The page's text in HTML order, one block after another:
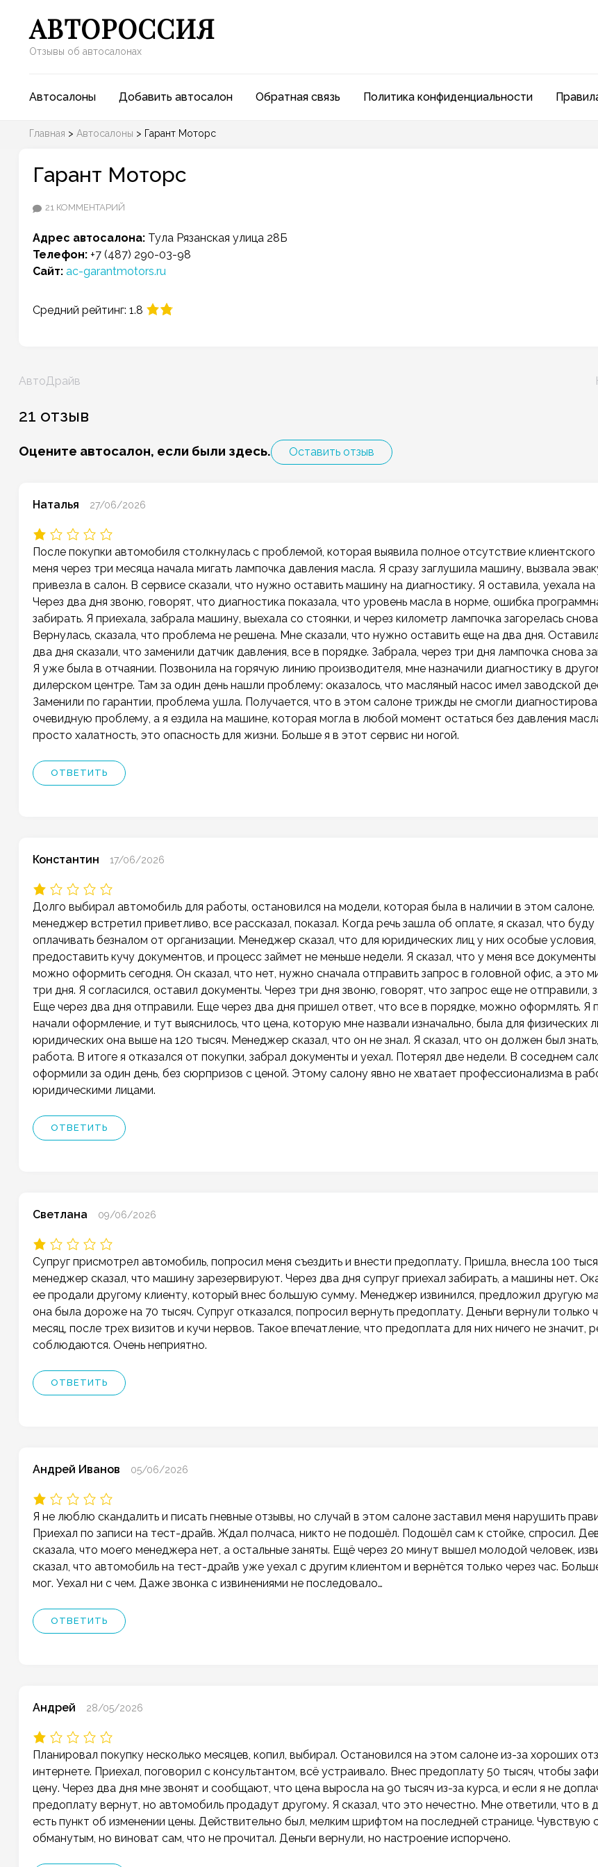
АВТОРОССИЯ
Отзывы об автосалонах
Автосалоны Добавить автосалон Обратная связь Политика конфиденциальности
Главная > Автосалоны > Гарант Моторс
Гарант Моторс
21 КОММЕНТАРИЙ
ГАРАНТ
МОТОРС
Адрес автосалона: Тула Рязанская улица 28Б
Телефон: +7 (487) 290-03-98
Сайт: ac-garantmotors.ru
Средний рейтинг: 1.8
Навигация
записям
АвтоДрайв
21 отзыв
Оцените автосалон, если были здесь. Оставить отзыв
Наталья 27/06/2026
После покупки автомобиля столкнулась с проблемой, которая выявила полное отсутствие
меня через три месяца начала мигать лампочка давления масла. Я сразу заглушила машину, вызвала
привезла в салон. В сервисе сказали, что нужно оставить машину на диагностику. Я оставила, уехала на
Через два дня звоню, говорят, что диагностика показала, что уровень масла в норме, ошибка
забирать. Я приехала, забрала машину, выехала со стоянки, и через километр лампочка загорелась
Вернулась, сказала, что проблема не решена. Мне сказали, что нужно оставить еще на два дня.
два дня сказали, что заменили датчик давления, все в порядке. Забрала, через три дня лампочка снова
Я уже была в отчаянии. Позвонила на горячую линию производителя, мне назначили диагностику в
дилерском центре. Там за один день нашли проблему: оказалось, что масляный насос имел заводской
Заменили по гарантии, проблема ушла. Получается, что в этом салоне трижды не смогли
очевидную проблему, а я ездила на машине, которая могла в любой момент остаться без давления
просто халатность, это опасность для жизни. Больше я в этот сервис ни ногой.
ОТВЕТИТЬ
Константин 17/06/2026
Долго выбирал автомобиль для работы, остановился на модели, которая была в наличии в этом салоне.
менеджер встретил приветливо, все рассказал, показал. Когда речь зашла об оплате, я сказал, что буду
оплачивать безналом от организации. Менеджер сказал, что для юридических лиц у них особые
предоставить кучу документов, и процесс займет не меньше недели. Я сказал, что у меня все документы
можно оформить сегодня. Он сказал, что нет, нужно сначала отправить запрос в головной офис, а это
три дня. Я согласился, оставил документы. Через три дня звоню, говорят, что запрос еще не отправили,
Еще через два дня отправили. Еще через два дня пришел ответ, что все в порядке, можно оформлять. Я
начали оформление, и тут выяснилось, что цена, которую мне назвали изначально, была для физических
юридических она выше на 120 тысяч. Менеджер сказал, что он не знал. Я сказал, что он должен был
работа. В итоге я отказался от покупки, забрал документы и уехал. Потерял две недели. В соседнем
оформили за один день, без сюрпризов с ценой. Этому салону явно не хватает профессионализма в
юридическими лицами.
ОТВЕТИТЬ
Светлана 09/06/2026
Супруг присмотрел автомобиль, попросил меня съездить и внести предоплату. Пришла, внесла 100
менеджер сказал, что машину зарезервируют. Через два дня супруг приехал забирать, а машины нет.
ее продали другому клиенту, который внес большую сумму. Менеджер извинился, предложил другую
она была дороже на 70 тысяч. Супруг отказался, попросил вернуть предоплату. Деньги вернули только
месяц, после трех визитов и кучи нервов. Такое впечатление, что предоплата для них ничего не значит,
соблюдаются. Очень неприятно.
ОТВЕТИТЬ
Андрей Иванов 05/06/2026
Я не люблю скандалить и писать гневные отзывы, но случай в этом салоне заставил меня нарушить
Приехал по записи на тест-драйв. Ждал полчаса, никто не подошёл. Подошёл сам к стойке, спросил.
сказала, что моего менеджера нет, а остальные заняты. Ещё через 20 минут вышел молодой человек,
сказал, что автомобиль на тест-драйв уже уехал с другим клиентом и вернётся только через час.
мог. Уехал ни с чем. Даже звонка с извинениями не последовало…
ОТВЕТИТЬ
Андрей 28/05/2026
Планировал покупку несколько месяцев, копил, выбирал. Остановился на этом салоне из-за хороших
интернете. Приехал, поговорил с консультантом, всё устраивало. Внес предоплату 50 тысяч, чтобы
цену. Через два дня мне звонят и сообщают, что цена выросла на 90 тысяч из-за курса, и если я не
предоплату вернут, но автомобиль продадут другому. Я сказал, что это нечестно. Мне ответили, что в
есть пункт об изменении цены. Действительно был, мелким шрифтом на последней странице. Чувствую
обманутым, но виноват сам, что не прочитал. Деньги вернули, но настроение испорчено.